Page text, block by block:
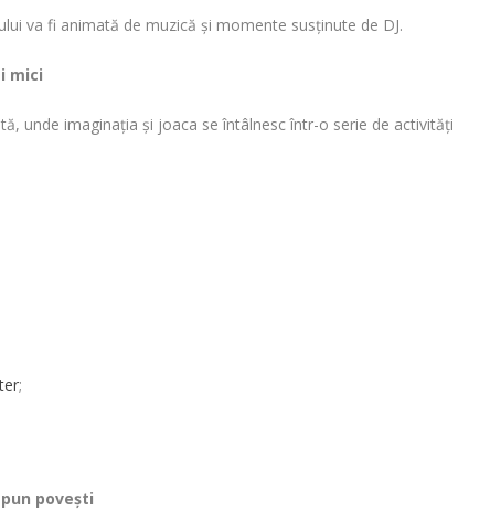
va fi animată de muzică și momente susținute de DJ.
mici
unde imaginația și joaca se întâlnesc într-o serie de activități
;
povești